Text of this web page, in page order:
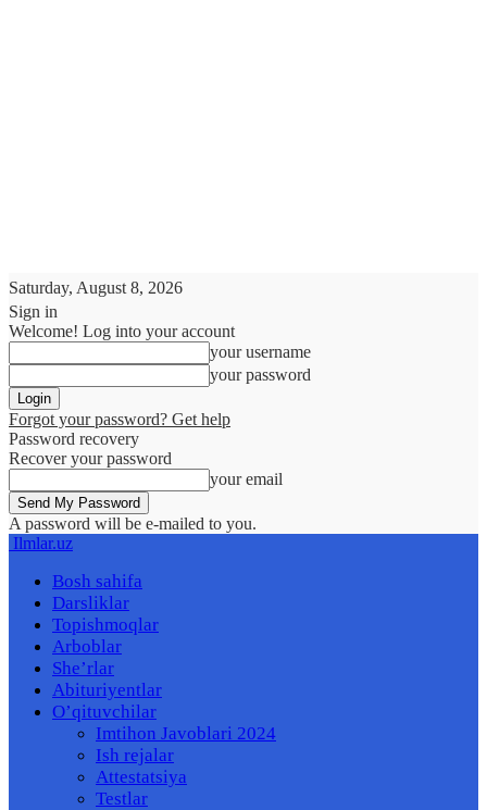
Saturday, August 8, 2026
Sign in
Welcome! Log into your account
your username
your password
Forgot your password? Get help
Password recovery
Recover your password
your email
A password will be e-mailed to you.
Ilmlar.uz
Bosh sahifa
Darsliklar
Topishmoqlar
Arboblar
She’rlar
Abituriyentlar
O’qituvchilar
Imtihon Javoblari 2024
Ish rejalar
Attestatsiya
Testlar